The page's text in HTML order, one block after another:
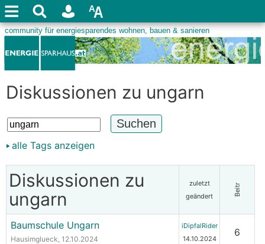
Diskussionen zu ungarn
alle Tags anzeigen
Diskussionen zu
ungarn
zuletzt
geändert
Beitr
Baumschule Ungarn
Hausimglueck, 12.10.2024
iDipfalRider
14.10.2024
6